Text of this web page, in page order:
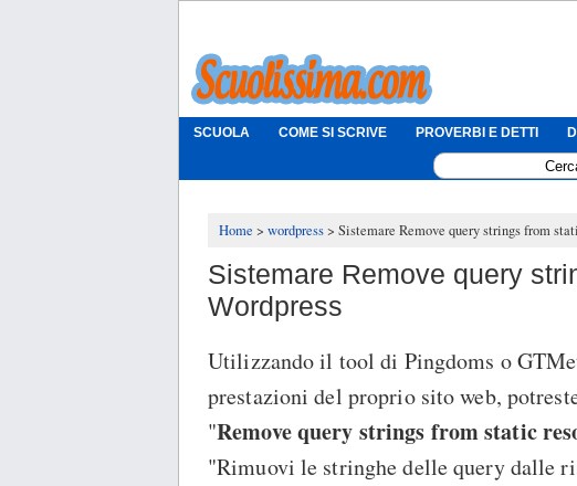
SCUOLA COME SI SCRIVE PROVERBI E DETTI
Home wordpress Sistemare Remove query strings from
Sistemare Remove query
Wordpress
Utilizzando il tool di Pingdoms o
prestazioni del proprio sito web,
"Remove query strings from static
"Rimuovi le stringhe delle query dalle